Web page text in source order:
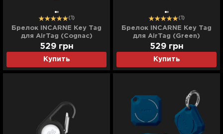
(1)
Брелок INCARNE Key Tag
для AirTag (Cognac)
Купить
529 грн
(1)
Брелок INCARNE Key Tag
для AirTag (Green)
Купить
529 грн